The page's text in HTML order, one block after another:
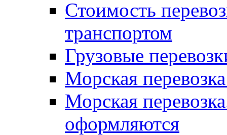
Стоимость
транспортом
Грузовые
Морская
Морская
оформляются